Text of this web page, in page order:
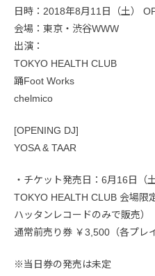
日時：2018年8月11日（土）
会場：東京・渋谷WWW
出演：
TOKYO HEALTH CLUB
踊Foot Works
chelmico
[OPENING DJ]
YOSA & TAAR
・チケット発売日：6月16日（土
TOKYO HEALTH CLUB 会場限
ハッタンレコードのみで販売）
通常前売り券 ￥3,500（各プレ
※当日券の発売は未定